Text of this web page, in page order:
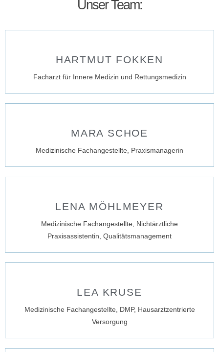
Unser Team:
HARTMUT FOKKEN
Facharzt für Innere Medizin und Rettungsmedizin
MARA SCHOE
Medizinische Fachangestellte, Praxismanagerin
LENA MÖHLMEYER
Medizinische Fachangestellte, Nichtärztliche
Praxisassistentin, Qualitätsmanagement
LEA KRUSE
Medizinische Fachangestellte, DMP, Hausarztzentrierte
Versorgung